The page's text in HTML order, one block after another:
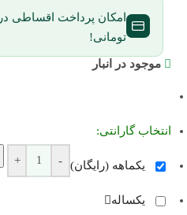
امکان پرداخت اقساطی در ۴ قسط
تومانی!
موجود در انبار
انتخاب گارانتی:
یکماهه (رایگان)
یکساله
-
+